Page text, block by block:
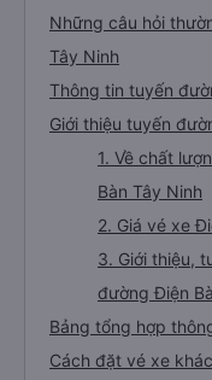
Những câu hỏi
Tây Ninh
Thông tin tuyến
Giới thiệu tuyến
1. Về chất
Bàn Tây Ninh
2. Giá vé xe
3. Giới thiệu,
đường Điện
Bảng tổng hợp
Cách đặt vé xe